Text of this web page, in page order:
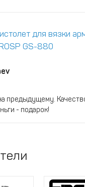
для вязки
GS-880
предыдущему.
- подарок!